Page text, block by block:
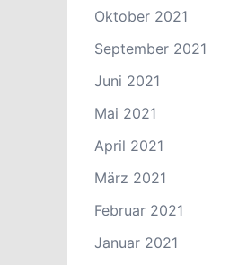
Oktober 2021
September 2021
Juni 2021
Mai 2021
April 2021
März 2021
Februar 2021
Januar 2021